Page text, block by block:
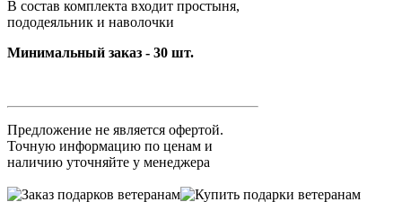
В состав комплекта входит простыня,
пододеяльник и наволочки
Минимальный заказ - 30 шт.
Предложение не является офертой.
Точную информацию по ценам и
наличию уточняйте у менеджера